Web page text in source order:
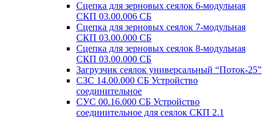
Сцепка для зерновых сеялок 6-модульная
СКП 03.00.006 СБ
Сцепка для зерновых сеялок 7-модульная
СКП 03.00.000 СБ
Сцепка для зерновых сеялок 8-модульная
СКП 03.00.000 СБ
Загрузчик сеялок универсальный “Поток-25”
СЗС 14.00.000 СБ Устройство
соединительное
СУС 00.16.000 СБ Устройство
соединительное для сеялок СКП 2.1